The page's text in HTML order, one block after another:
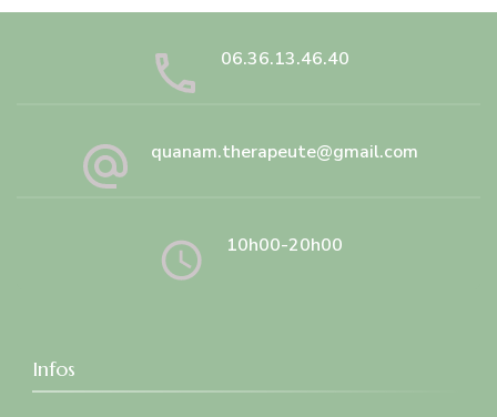
06.36.13.46.40
quanam.therapeute@gmail.com
10h00-20h00
Infos